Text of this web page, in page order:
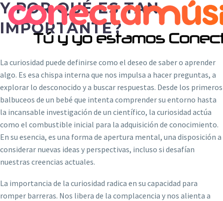
Y POR QUÉ ES TAN
IMPORTANTE?
La curiosidad puede definirse como el deseo de saber o aprender
algo. Es esa chispa interna que nos impulsa a hacer preguntas, a
explorar lo desconocido y a buscar respuestas. Desde los primeros
balbuceos de un bebé que intenta comprender su entorno hasta
la incansable investigación de un científico, la curiosidad actúa
como el combustible inicial para la adquisición de conocimiento.
En su esencia, es una forma de apertura mental, una disposición a
considerar nuevas ideas y perspectivas, incluso si desafían
nuestras creencias actuales.
La importancia de la curiosidad radica en su capacidad para
romper barreras. Nos libera de la complacencia y nos alienta a